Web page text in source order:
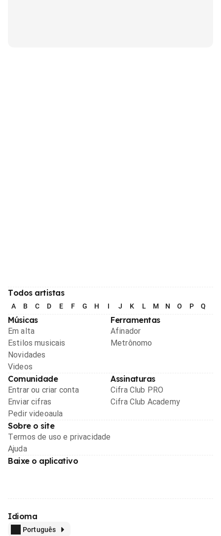
Todos artistas
A B C D E F G H I J K L M N O P Q
Músicas
Em alta
Estilos musicais
Novidades
Videos
Ferramentas
Afinador
Metrônomo
Comunidade
Entrar ou criar conta
Enviar cifras
Pedir videoaula
Assinaturas
Cifra Club PRO
Cifra Club Academy
Sobre o site
Termos de uso e privacidade
Ajuda
Baixe o aplicativo
Idioma
Português